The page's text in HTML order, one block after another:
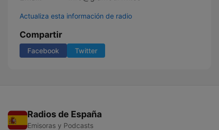
Actualiza esta información de radio
Compartir
Facebook Twitter
Radios de España
Emisoras y Podcasts